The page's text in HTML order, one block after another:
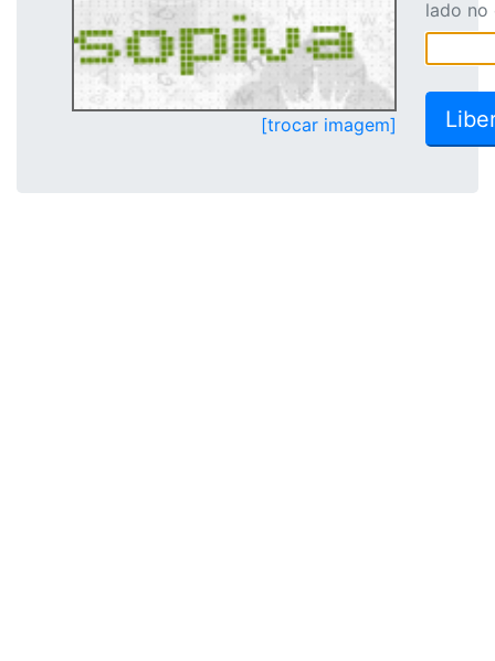
[trocar imagem]
lado no